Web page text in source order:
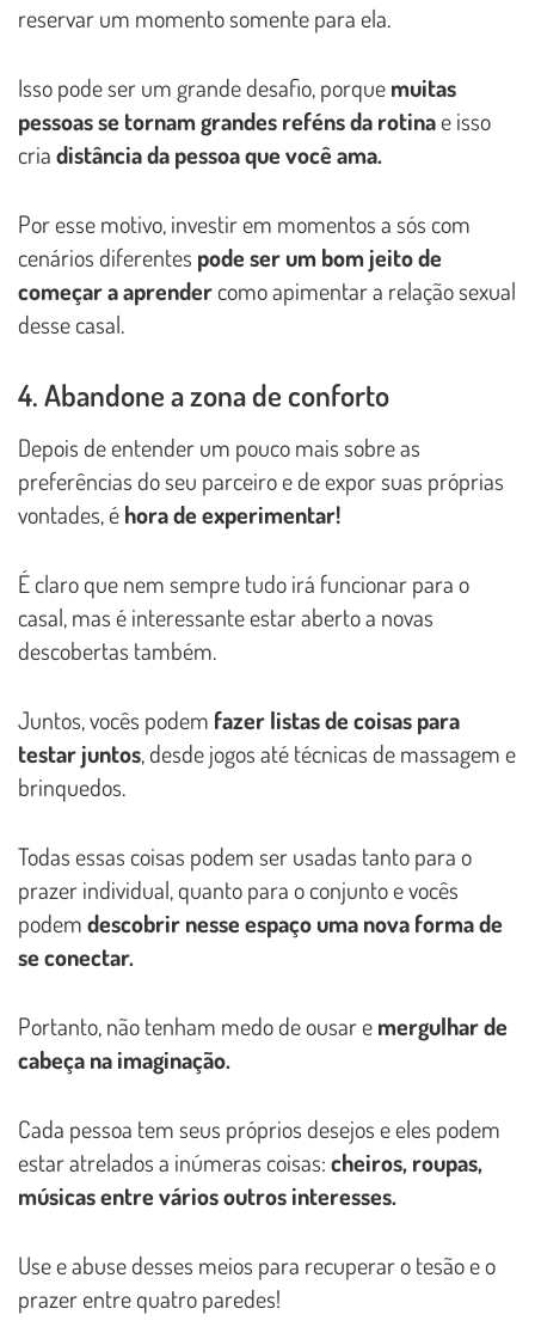
reservar um momento somente para ela.
Isso pode ser um grande desafio, porquemuitas
pessoas se tornam grandes reféns da rotinae isso
criadistância da pessoa que você ama.
Por esse motivo, investir em momentos a sós com
cenários diferentes pode ser um bom jeito de
começar a aprendercomo apimentar a relação sexual
desse casal.
4. Abandone a zona de conforto
Depois de entender um pouco mais sobre as
preferências do seu parceiro e de expor suas próprias
vontades, éhora de experimentar!
É claro que nem sempre tudo irá funcionar para o
casal, mas é interessante estar aberto a novas
descobertas também.
Juntos, vocês podem fazer listas de coisas para
testar juntos, desde jogos até técnicas de massagem e
brinquedos.
Todas essas coisas podem ser usadas tanto para o
prazer individual, quanto para o conjunto e vocês
podemdescobrir nesse espaço uma nova forma de
se conectar.
Portanto, não tenham medo de ousar emergulhar de
cabeça na imaginação.
Cada pessoa tem seus próprios desejos e eles podem
estar atrelados a inúmeras coisas:cheiros, roupas,
músicas entre vários outros interesses.
Use e abuse desses meios para recuperar o tesão e o
prazer entre quatro paredes!